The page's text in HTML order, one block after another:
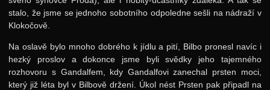
stalo, že jsme se jednoho sobotního odpoledne sešli na nádraží v
Klokočově.
Na oslavě bylo mnoho dobrého k jídlu a pití, Bilbo pronesl navíc i
hezký proslov a dokonce jsme byli svědky jeho tajemného
rozhovoru s Gandalfem, kdy Gandalfovi zanechal prsten moci,
který již léta byl v Bilbově držení. Úkol nést Prsten pak připadl na
Podzimní 2021
Podzimní 2020
Jarní 2020